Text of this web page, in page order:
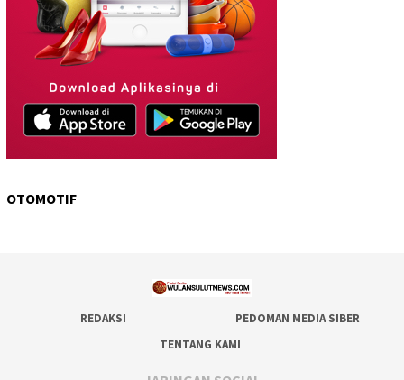
OTOMOTIF
REDAKSI
PEDOMAN MEDIA SIBER
TENTANG KAMI